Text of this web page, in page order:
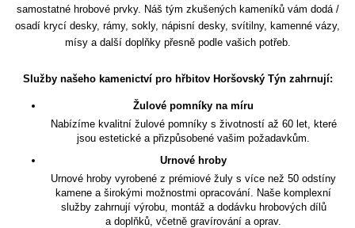
samostatné hrobové prvky. Náš tým zkušených kameníků vám dodá /
osadí krycí desky, rámy, sokly, nápisní desky, svítilny, kamenné vázy,
mísy a další doplňky přesně podle vašich potřeb.
Služby našeho kamenictví pro hřbitov Horšovský Týn zahrnují:
Žulové pomníky na míru
Nabízíme kvalitní žulové pomníky s životností až 60 let, které
jsou estetické a přizpůsobené vašim požadavkům.
Urnové hroby
Urnové hroby vyrobené z prémiové žuly s více než 50 odstíny
kamene a širokými možnostmi opracování. Naše komplexní
služby zahrnují výrobu, montáž a dodávku hrobových dílů
a doplňků, včetně gravírování a oprav.